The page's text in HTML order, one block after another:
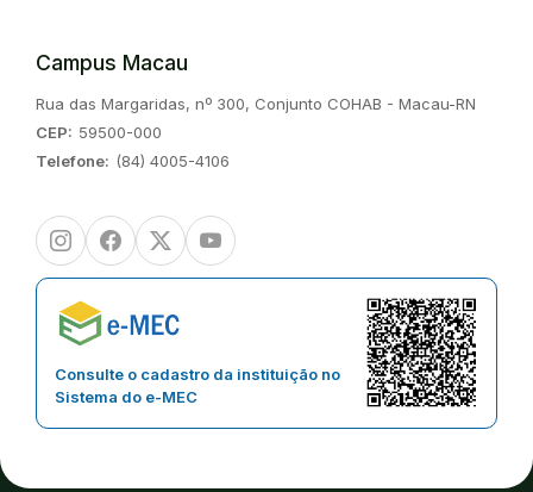
Campus Macau
Endereço:
Rua das Margaridas, nº 300, Conjunto COHAB - Macau-RN
CEP: 59500-000
Telefone: (84) 4005-4106
InstagramFacebookTwitter/XYoutube
Consulte o cadastro da instituição no
Sistema do e-MEC